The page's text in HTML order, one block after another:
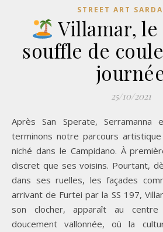
STREET ART
Villamar,
souffle de
25/10/2021
Après San Sperate, Serramanna et San Gavino, nous
terminons notre parcours artistique
niché dans le Campidano. À
discret que ses voisins. Pourtant,
dans ses ruelles, les façades
arrivant de Furtei par la SS 197,
son clocher, apparaît au centre
doucement vallonnée, où la